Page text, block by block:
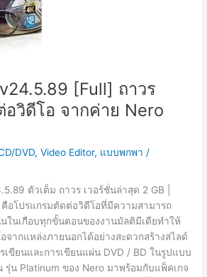
[Full] ถาวร
วิดีโอ จากค่าย Nero
DVD,Video Editor, แบบพกพา /
ตัวเต็ม ถาวร เวอร์ชั่นล่าสุด 2 GB |
อโปรแกรมตัดต่อวิดีโอที่มีความสามารถ
ในเกือบทุกขั้นตอนของงานมัลติมีเดียทำให้
จากแหล่งภายนอกได้อย่างสะดวกสร้างสไลด์
เขียนและการเขียนแผ่น DVD / BD ในรูปแบบ
รุ่น Platinum ของ Nero มาพร้อมกับแพ็คเกจ